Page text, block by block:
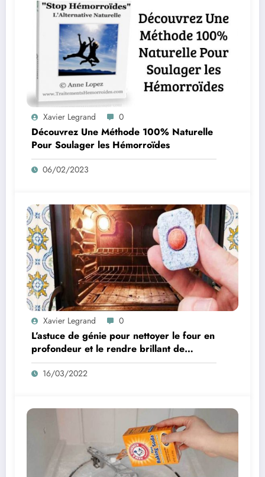
Xavier Legrand 0
Découvrez Une Méthode 100% Naturelle
Pour Soulager les Hémorroïdes
06/02/2023
Xavier Legrand 0
L’astuce de génie pour nettoyer le four en
profondeur et le rendre brillant de
propreté
16/03/2022